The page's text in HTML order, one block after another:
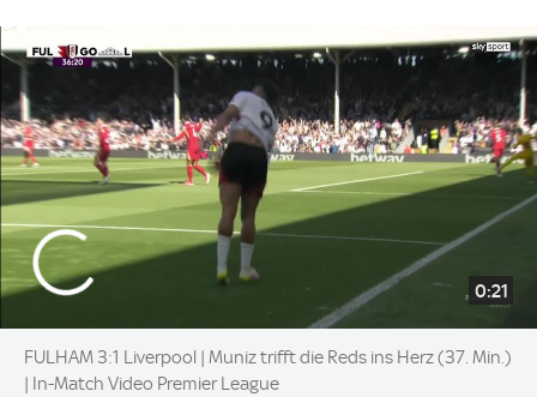
0:21
FULHAM 3:1 Liverpool | Muniz trifft die Reds ins Herz (37. Min.)
| In-Match Video Premier League